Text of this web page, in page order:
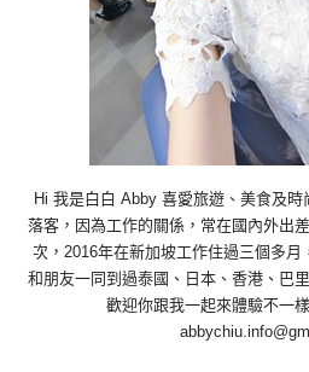
Hi 我是白白 Abby 喜愛旅遊、美食及
落客，因為工作的關係，常在國內外出
次，2016年在新加坡工作住過三個多月
和朋友一同到過泰國、日本、香港、巴
歡迎你跟我一起來體驗不一